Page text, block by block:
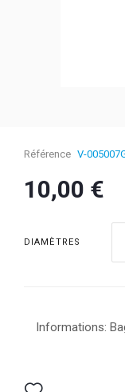
Référence V-
10,00 €
DIAMÈTRES
Informations: